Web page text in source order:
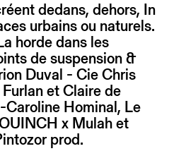
dedans, dehors, In
urbains ou naturels.
horde dans les
de suspension &
Duval - Cie Chris
et Claire de
Hominal, Le
x Mulah et
prod.